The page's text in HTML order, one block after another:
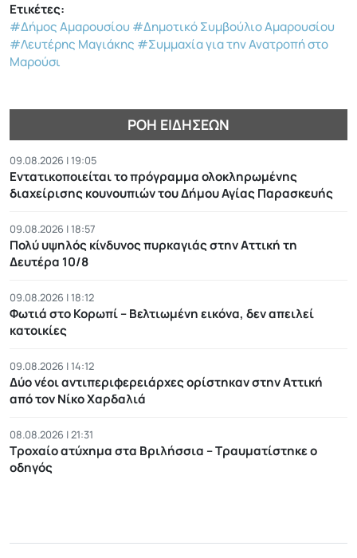
Ετικέτες:
#Δήμος Αμαρουσίου #Δημοτικό Συμβούλιο Αμαρουσίου
#Λευτέρης Μαγιάκης #Συμμαχία για την Ανατροπή στο
Μαρούσι
ΡΟΉ ΕΙΔΉΣΕΩΝ
09.08.2026 | 19:05
Εντατικοποιείται το πρόγραμμα ολοκληρωμένης
διαχείρισης κουνουπιών του Δήμου Αγίας Παρασκευής
09.08.2026 | 18:57
Πολύ υψηλός κίνδυνος πυρκαγιάς στην Αττική τη
Δευτέρα 10/8
09.08.2026 | 18:12
Φωτιά στο Κορωπί – Βελτιωμένη εικόνα, δεν απειλεί
κατοικίες
09.08.2026 | 14:12
Δύο νέοι αντιπεριφερειάρχες ορίστηκαν στην Αττική
από τον Νίκο Χαρδαλιά
08.08.2026 | 21:31
Τροχαίο ατύχημα στα Βριλήσσια – Τραυματίστηκε ο
οδηγός